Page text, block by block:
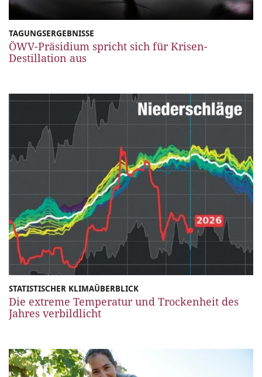
TAGUNGSERGEBNISSE
ÖWV-Präsidium spricht sich für Krisen-
Destillation aus
STATISTISCHER KLIMAÜBERBLICK
Die extreme Temperatur und Trockenheit des
Jahres verbildlicht